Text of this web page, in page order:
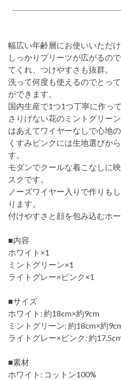
幅広い年齢層にお使いいただけ
しっかりプリーツが広がるの
てくれ、つけやすさも抜群。
洗って何度も使えるのでとっ
ができます。
国内生産で1つ1つ丁寧に作って
さりげない花のミントグリー
はあえてワイヤーなしで心地
くすみピンクには生地選びか
す。
モダンでクールな着こなしに
スクです。
ノーズワイヤー入りで作りも
ります。
付けやすさと顔を包み込むホ
■内容
ホワイト×1
ミントグリーン×1
ライトグレー×ピンク×1
■サイズ
ホワイト: 約18cm×約9cm
ミントグリーン: 約18cm×約
ライトグレー×ピンク: 約
■素材
ホワイト: コットン100%